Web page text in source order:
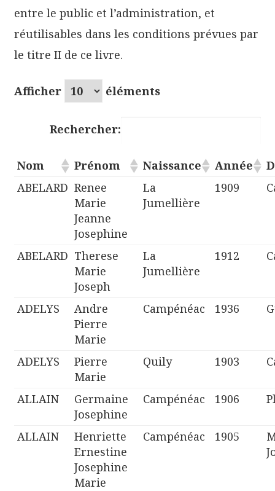
entre le public et l’administration, et
réutilisables dans les conditions prévues par
le titre II de ce livre.
Afficher éléments
Rechercher:
Nom Prénom Naissance Année
ABELARD Renee
Marie
Jeanne
Josephine
La
Jumellière
1909
ABELARD Therese
Marie
Joseph
La
Jumellière
1912
ADELYS
Andre
Pierre
Marie
Campénéac 1936
ADELYS
Pierre
Marie
Quily 1903
ALLAIN
Germaine
Josephine
Campénéac 1906
ALLAIN
Henriette
Ernestine
Josephine
Marie
Campénéac 1905